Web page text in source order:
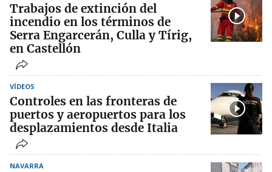
Trabajos de extinción del
incendio en los términos de
Serra Engarcerán, Culla y Tírig,
en Castellón
VÍDEOS
Controles en las fronteras de
puertos y aeropuertos para los
desplazamientos desde Italia
NAVARRA